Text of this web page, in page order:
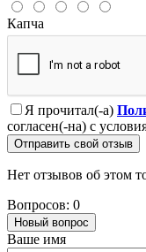
Капча
Я прочитал(-а)
согласен(-на) с
Отправить свой отзыв
Нет отзывов об этом
Вопросов: 0
Новый вопрос
Ваше имя